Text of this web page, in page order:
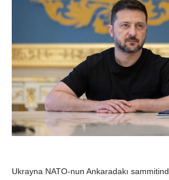
Ukrayna NATO-nun Ankaradakı